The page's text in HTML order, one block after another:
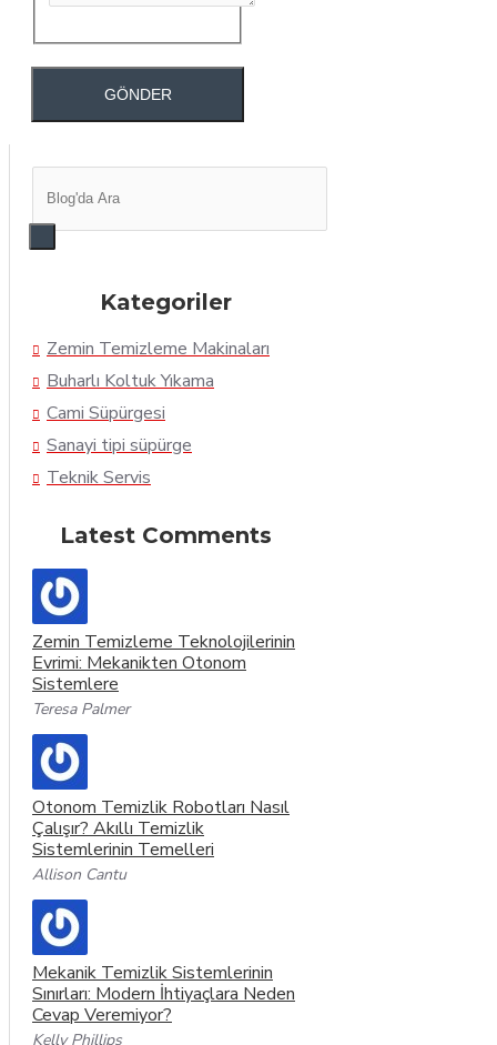
GÖNDER
Kategoriler
Zemin Temizleme Makinaları
Buharlı Koltuk Yıkama
Cami Süpürgesi
Sanayi tipi süpürge
Teknik Servis
Latest Comments
Zemin Temizleme Teknolojilerinin
Evrimi: Mekanikten Otonom
Sistemlere
Teresa Palmer
Otonom Temizlik Robotları Nasıl
Çalışır? Akıllı Temizlik
Sistemlerinin Temelleri
Allison Cantu
Mekanik Temizlik Sistemlerinin
Sınırları: Modern İhtiyaçlara Neden
Cevap Veremiyor?
Kelly Phillips